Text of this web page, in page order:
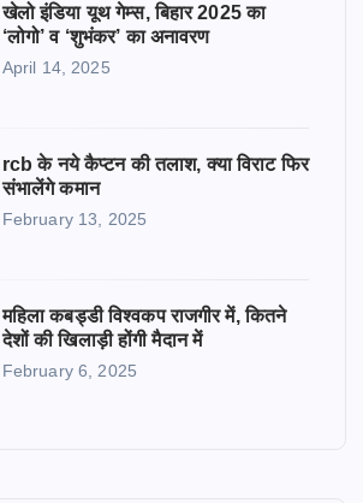
खेलो इंडिया यूथ गेम्स, बिहार 2025 का
‘लोगो’ व ‘शुभंकर’ का अनावरण
April 14, 2025
rcb के नये कैप्टन की तलाश, क्या विराट फिर
संभालेंगे कमान
February 13, 2025
महिला कबड्डी विश्वकप राजगीर में, कितने
देशों की खिलाड़ी होंगी मैदान में
February 6, 2025